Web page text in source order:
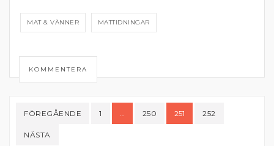
MAT & VÄNNER MATTIDNINGAR
KOMMENTERA
för
inlägg
FÖREGÅENDE 1 … 250 251 252
NÄSTA